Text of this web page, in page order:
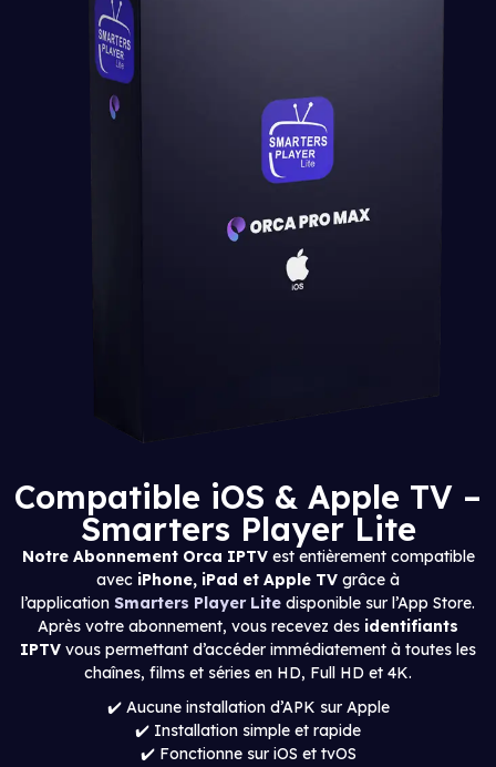
Compatible iOS & Apple TV –
Smarters Player Lite
Notre Abonnement Orca IPTVest entièrement compatible
avec iPhone, iPad et Apple TV grâce à
l’application Smarters Player Lite disponible sur l’App Store.
Après votre abonnement, vous recevez des identifiants
IPTV vous permettant d’accéder immédiatement à toutes les
chaînes, films et séries en HD, Full HD et 4K.
✔️ Aucune installation d’APK sur Apple
✔️ Installation simple et rapide
✔️ Fonctionne sur iOS et tvOS